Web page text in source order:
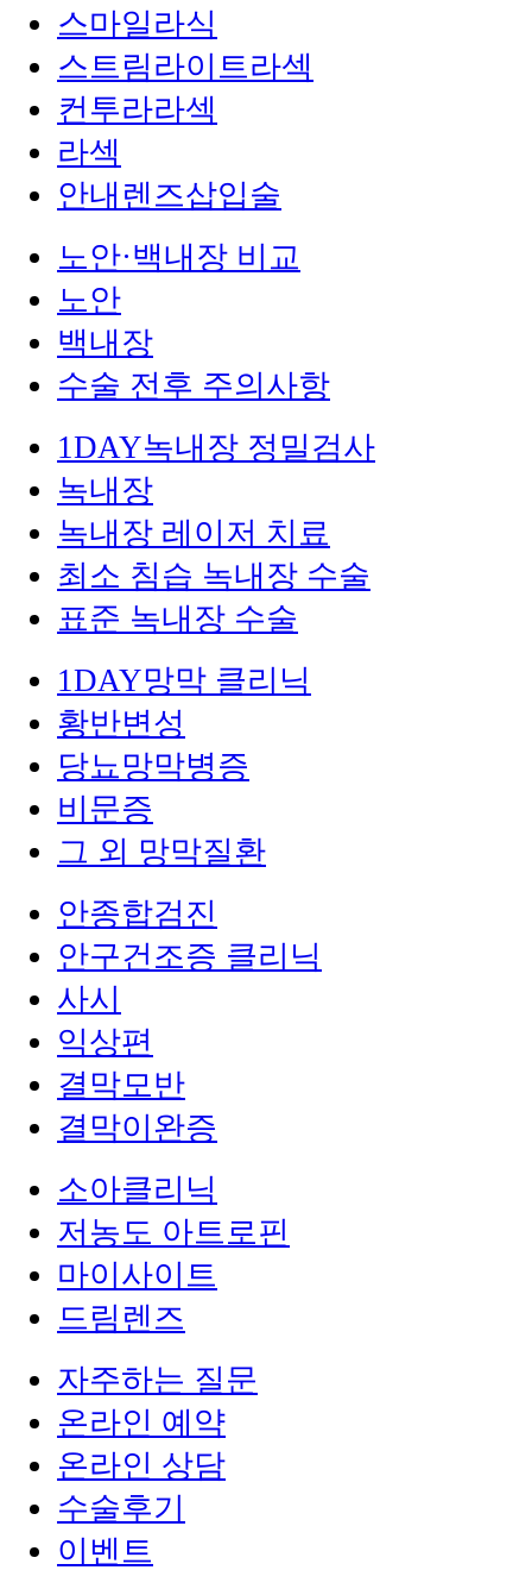
스마일라식
스트림라이트라섹
컨투라라섹
라섹
안내렌즈삽입술
노안·백내장 비교
노안
백내장
수술 전후 주의사항
1DAY녹내장 정밀검사
녹내장
녹내장 레이저 치료
최소 침습 녹내장 수술
표준 녹내장 수술
1DAY망막 클리닉
황반변성
당뇨망막병증
비문증
그 외 망막질환
안종합검진
안구건조증 클리닉
사시
익상편
결막모반
결막이완증
소아클리닉
저농도 아트로핀
마이사이트
드림렌즈
자주하는 질문
온라인 예약
온라인 상담
수술후기
이벤트